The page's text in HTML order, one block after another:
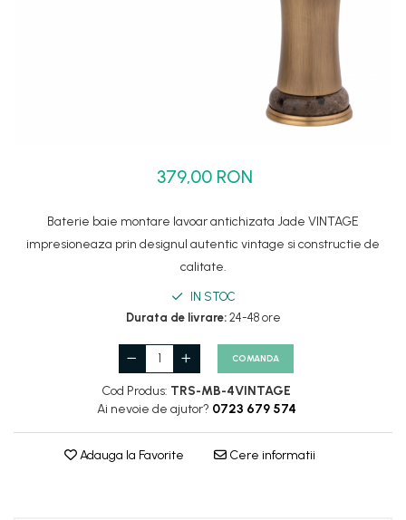
379,00 RON
Baterie baie montare lavoar antichizata Jade VINTAGE
impresioneaza prin designul autentic vintage si constructie de
calitate.
IN STOC
Durata de livrare:24-48 ore
COMANDA
Cod Produs: TRS-MB-4VINTAGE
Ai nevoie de ajutor? 0723 679 574
Adauga la Favorite Cere informatii